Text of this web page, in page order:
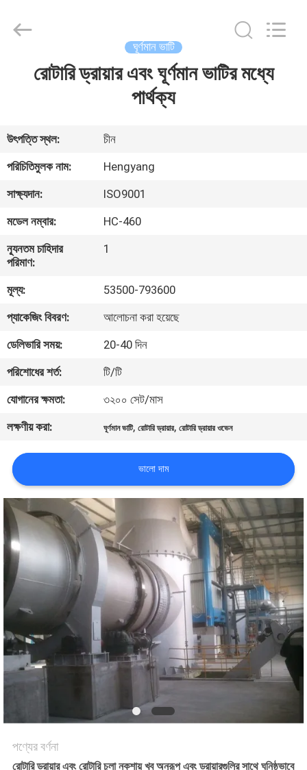
আমাদের
সম্পর্কে
কারখানা
ভ্রমণ
মান
নিয়ন্ত্রণ
যোগাযোগ
করুন
খবর
মামলা
সাইট
ম্যাপ
গোপনীয়তা
নীতি
Industrial
ঘূর্ণমান ভাটি
রোটারি ড্রায়ার এবং ঘূর্ণমান ভাটির মধ্যে
পার্থক্য
উৎপত্তি স্থল:
চীন
পরিচিতিমুলক নাম:
Hengyang
সাক্ষ্যদান:
ISO9001
মডেল নম্বার:
HC-460
ন্যূনতম চাহিদার
পরিমাণ:
1
মূল্য:
53500-793600
প্যাকেজিং বিবরণ:
আলোচনা করা হয়েছে
ডেলিভারি সময়:
20-40 দিন
পরিশোধের শর্ত:
টি/টি
যোগানের ক্ষমতা:
৩২০০ সেট/মাস
লক্ষণীয় করা:
ঘূর্ণমান ভাটি,রোটারি ড্রায়ার,রোটারি ড্রায়ার ওভেন
ভালো দাম
পণ্যের বর্ণনা
রোটারি ড্রায়ার এবং রোটারি চুলা নকশায় খুব অনুরূপ এবং ড্রায়ারগুলির সাথে ঘনিষ্ঠভাবে